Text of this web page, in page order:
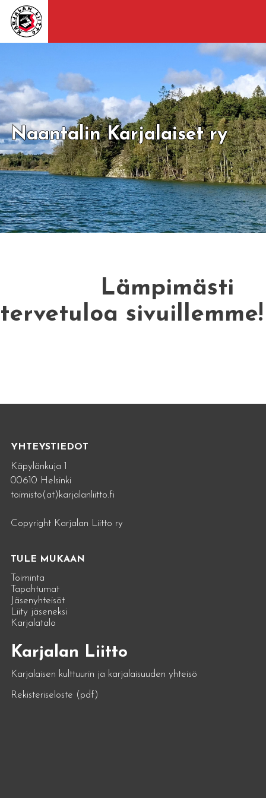
Naantalin Karjalaiset ry
Lämpimästi
tervetuloa sivuillemme!
YHTEYSTIEDOT
Käpylänkuja 1
00610 Helsinki
toimisto(at)karjalanliitto.fi
Copyright Karjalan Liitto ry
TULE MUKAAN
Toiminta
Tapahtumat
Jäsenyhteisöt
Liity jäseneksi
Karjalatalo
Karjalan Liitto
Karjalaisen kulttuurin ja karjalaisuuden yhteisö
Rekisteriseloste (pdf)